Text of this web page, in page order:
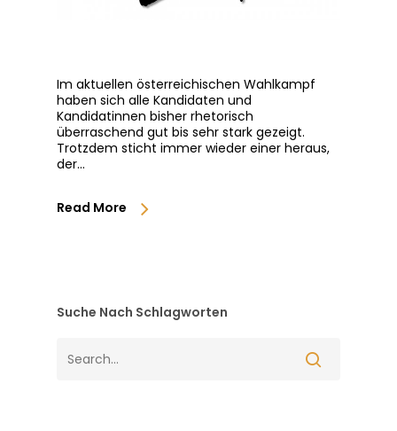
Im aktuellen österreichischen Wahlkampf
haben sich alle Kandidaten und
Kandidatinnen bisher rhetorisch
überraschend gut bis sehr stark gezeigt.
Trotzdem sticht immer wieder einer heraus,
der…
Read More
Suche Nach Schlagworten